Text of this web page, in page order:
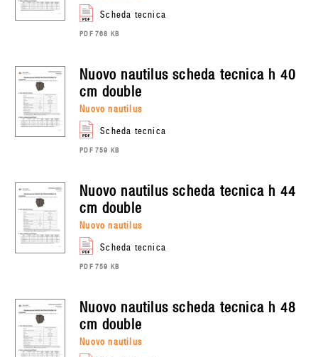
scheda tecnica
PDF 768 KB
nuovo nautilusscheda tecnica h 40
cm double
nuovo nautilus
scheda tecnica
PDF 759 KB
nuovo nautilusscheda tecnica h 44
cm double
nuovo nautilus
scheda tecnica
PDF 759 KB
nuovo nautilusscheda tecnica h 48
cm double
nuovo nautilus